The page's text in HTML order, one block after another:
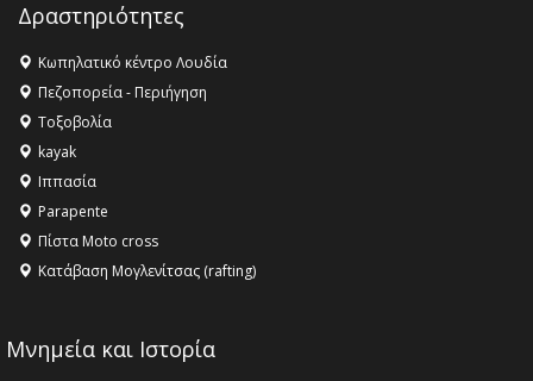
Δραστηριότητες
Κωπηλατικό κέντρο Λουδία
Πεζοπορεία - Περιήγηση
Τοξοβολία
kayak
Ιππασία
Parapente
Πίστα Moto cross
Κατάβαση Μογλενίτσας (rafting)
Μνημεία και Ιστορία